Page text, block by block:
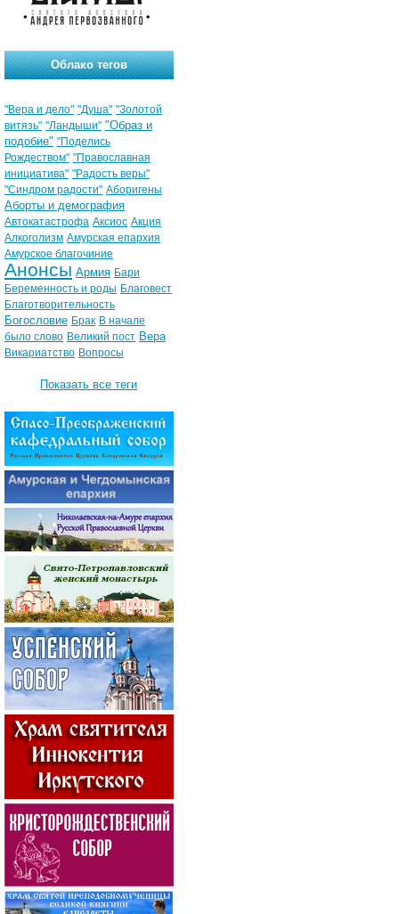
Облако тегов
"Вера и дело" "Душа" "Золотой
витязь" "Ландыши" "Образ и
подобие" "Поделись
Рождеством" "Православная
инициатива" "Радость веры"
"Синдром радости" Аборигены
Аборты и демография
Автокатастрофа Аксиос Акция
Алкоголизм Амурская епархия
Амурское благочиние
Анонсы Армия Бари
Беременность и роды Благовест
Благотворительность
Богословие Брак В начале
было слово Великий пост Вера
Викариатство Вопросы
Показать все теги